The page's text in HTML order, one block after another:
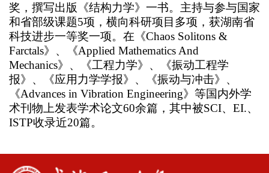
奖，撰写出版《结构力学》一书。主持与参与国家
和省部级课题5项，横向科研项目多项，获湖南省
科技进步一等奖一项。在《Chaos Solitons &
Farctals》、《Applied Mathematics And
Mechanics》、《工程力学》、《振动工程学
报》、《应用力学学报》、《振动与冲击》、
《Advances in Vibration Engineering》等国内外学
术刊物上发表学术论文60余篇，其中被SCI、 EI.、
ISTP收录近20篇。